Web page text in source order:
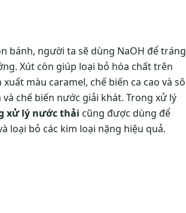
bánh, người ta sẽ dùng NaOH để tráng
Xút còn giúp loại bỏ hóa chất trên
xuất màu caramel, chế biến ca cao và sô
và chế biến nước giải khát. Trong xử lý
xử lý nước thải cũng được dùng để
loại bỏ các kim loại nặng hiệu quả.